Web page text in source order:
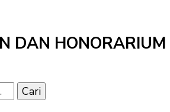
DAN HONORARIUM